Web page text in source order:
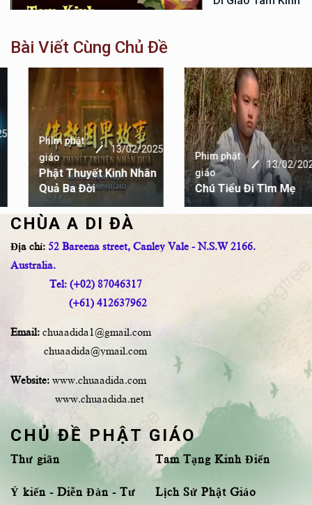
Bài Viết Cùng Chủ Đề
Phim phật
giáo
13/02/2025
Phật Thuyết Kinh Nhân
Quả Ba Đời
Phim phật
giáo
13/02/2025
Chú Tiểu Đi Tìm Mẹ
CHÙA A DI ĐÀ
Địa chỉ: 52 Bareena street, Canley Vale - N.S.W 2166.
Australia.
Tel: (+02) 87046317
(+61) 412637962
Email: chuaadida1@gmail.com
chuaadida@ymail.com
Website: www.chuaadida.com
www.chuaadida.net
CHỦ ĐỀ PHẬT GIÁO
Thư giãn
Ý kiến - Diễn Đàn - Tư
Tam Tạng Kinh Điển
Lịch Sử Phật Giáo